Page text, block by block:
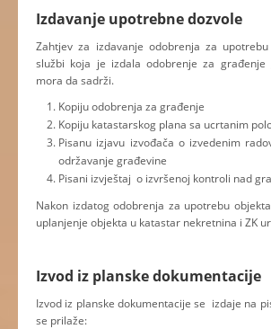
Izdavanje upotrebne dozvole
Zahtjev za izdavanje odobrenja za
službi koja je izdala odobrenje za građenje
mora da sadrži.
Kopiju odobrenja za građenje
Kopiju katastarskog plana sa ucrtanim
Pisanu izjavu izvođača o izvedenim
održavanje građevine
Pisani izvještaj o izvršenoj kontroli nad
Nakon izdatog odobrenja za upotrebu
uplanjenje objekta u katastar nekretnina i ZK
Izvod iz planske dokumentacije
Izvod iz planske dokumentacije se izdaje na
se prilaže: